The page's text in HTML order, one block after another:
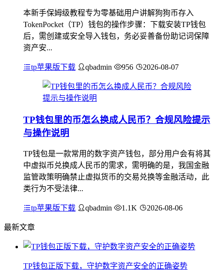
本新手保姆级教程专为零基础用户讲解狗狗币存入
TokenPocket（TP）钱包的操作步骤：下载安装TP钱包
后，需创建或安全导入钱包，务必妥善备份助记词保障
资产安...
tp苹果版下载 qbadmin 956 2026-08-07
TP钱包里的币怎么换成人民币？合规风险提示
与操作说明
TP钱包是一款常用的数字资产钱包，部分用户会有将其
中虚拟币兑换成人民币的需求，需明确的是，我国金融
监管政策明确禁止虚拟货币的交易兑换等金融活动，此
类行为不受法律...
tp苹果版下载 qbadmin 1.1K 2026-08-06
最新文章
TP钱包正版下载，守护数字资产安全的正确姿势